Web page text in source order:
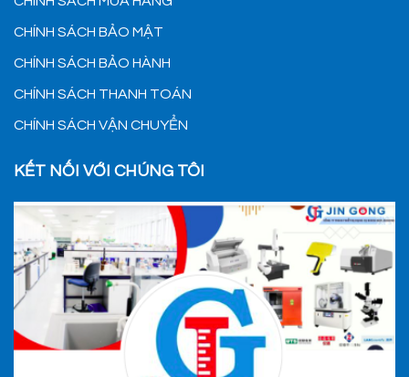
CHÍNH SÁCH BẢO MẬT
CHÍNH SÁCH BẢO HÀNH
CHÍNH SÁCH THANH TOÁN
CHÍNH SÁCH VẬN CHUYỂN
KẾT NỐI VỚI CHÚNG TÔI